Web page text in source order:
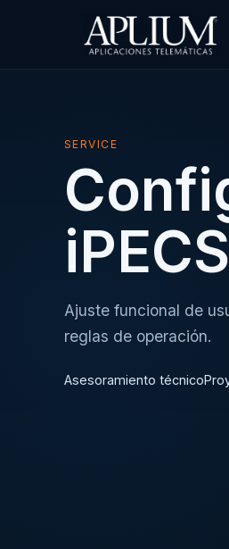
SERVICE
iPECS
Ajuste funcional de
reglas de operación.
Asesoramiento técnico